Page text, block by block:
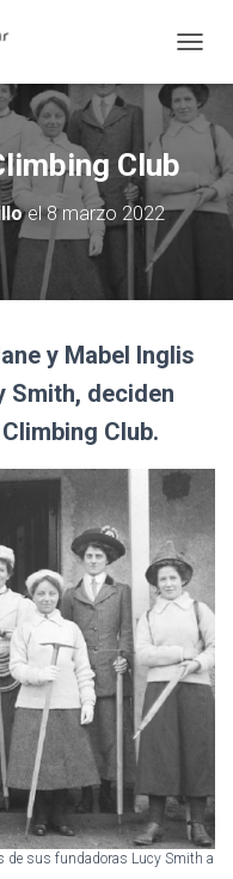
Club
el8 marzo 2022
y Mabel Inglis
Smith, deciden
Club.
de sus fundadoras Lucy Smith a